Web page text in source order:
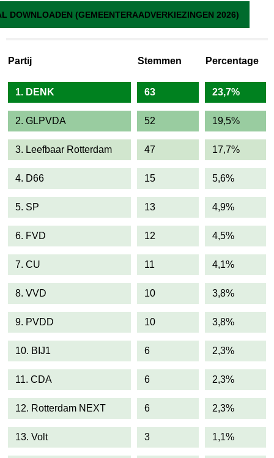
230 Gymzaal Tandwielstraat
DOWNLOADEN (GEMEENTERAADVERKIEZINGEN 2026)
Partij Stemmen Percentage
1. DENK 63 23,7%
2. GLPVDA 52 19,5%
3. Leefbaar Rotterdam 47 17,7%
4. D66 15 5,6%
5. SP 13 4,9%
6. FVD 12 4,5%
7. CU 11 4,1%
8. VVD 10 3,8%
9. PVDD 10 3,8%
10. BIJ1 6 2,3%
11. CDA 6 2,3%
12. Rotterdam NEXT 6 2,3%
13. Volt 3 1,1%